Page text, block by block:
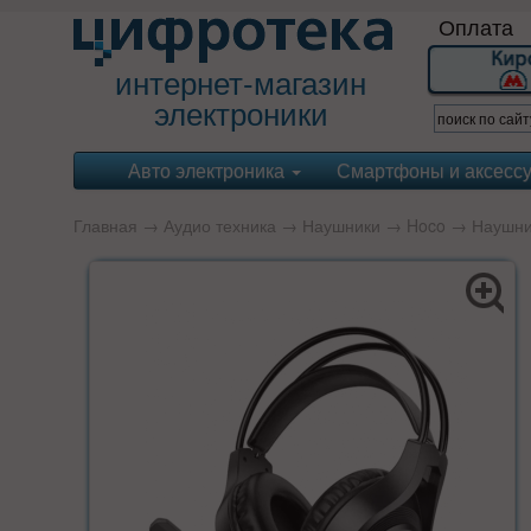
интернет-магазин
электроники
Оплата
Авто электроника Смартфоны и
Главная → Аудио техника → Наушники → Hoco →